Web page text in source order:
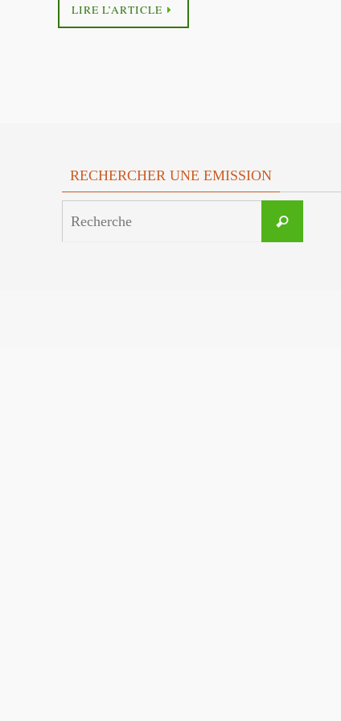
LIRE L’ARTICLE
RECHERCHER UNE EMISSION
Recherche